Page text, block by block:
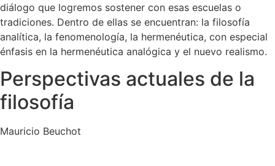
diálogo que logremos sostener con esas escuelas o
tradiciones. Dentro de ellas se encuentran: la filosofía
analítica, la fenomenología, la hermenéutica, con especial
énfasis en la hermenéutica analógica y el nuevo realismo.
Perspectivas actuales de la
filosofía
Mauricio Beuchot